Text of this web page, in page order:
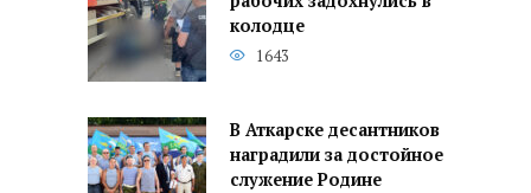
колодце
1643
В Аткарске десантников
наградили за достойное
служение Родине